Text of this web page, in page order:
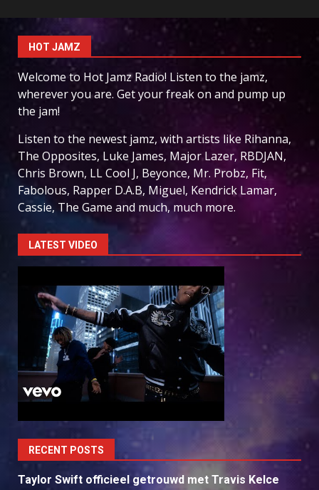
HOT JAMZ
Welcome to Hot Jamz Radio! Listen to the jamz,
wherever you are. Get your freak on and pump up
the jam!
Listen to the newest jamz, with artists like Rihanna,
The Opposites, Luke James, Major Lazer, RBDJAN,
Chris Brown, LL Cool J, Beyonce, Mr. Probz, Fit,
Fabolous, Rapper D.A.B, Miguel, Kendrick Lamar,
Cassie, The Game and much, much more.
LATEST VIDEO
RECENT POSTS
Taylor Swift officieel getrouwd met Travis Kelce